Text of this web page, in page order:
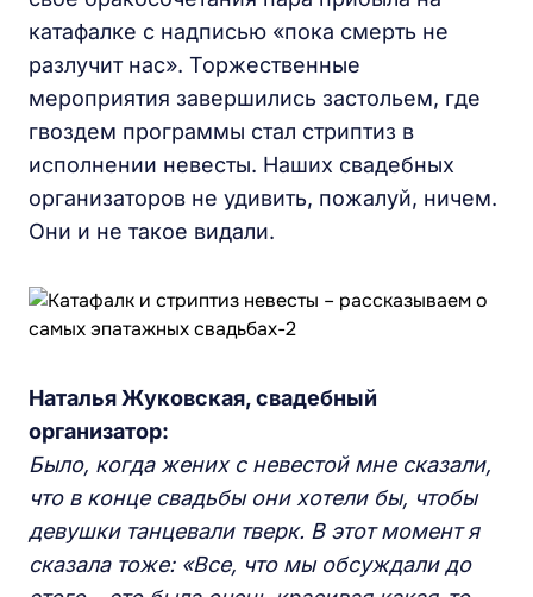
катафалке с надписью «пока смерть не
разлучит нас». Торжественные
мероприятия завершились застольем, где
гвоздем программы стал стриптиз в
исполнении невесты. Наших свадебных
организаторов не удивить, пожалуй, ничем.
Они и не такое видали.
Наталья Жуковская, свадебный
организатор:
Было, когда жених с невестой мне сказали,
что в конце свадьбы они хотели бы, чтобы
девушки танцевали тверк. В этот момент я
сказала тоже: «Все, что мы обсуждали до